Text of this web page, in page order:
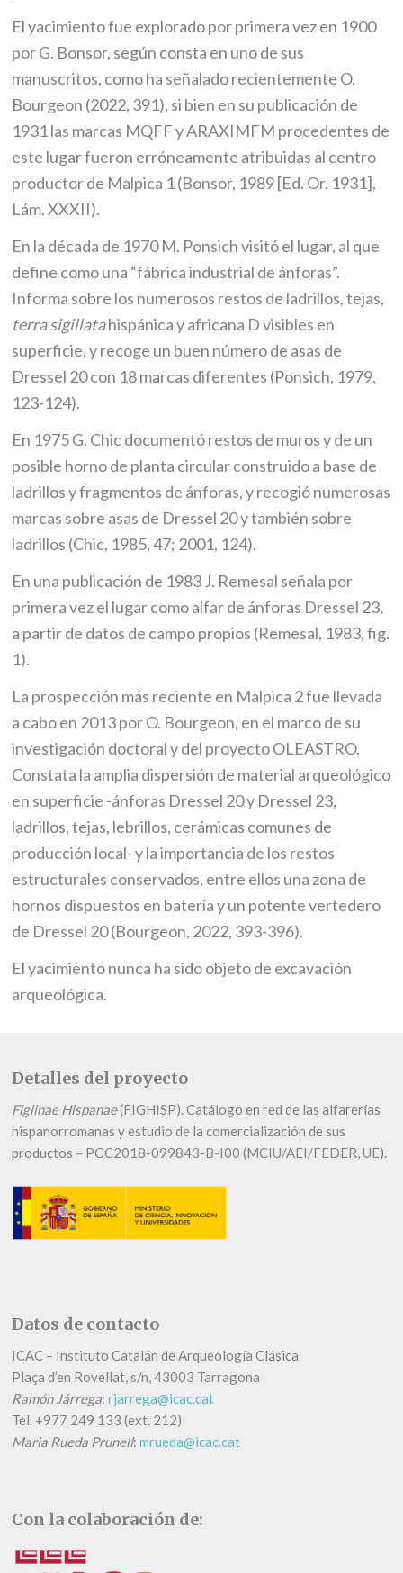
El yacimiento fue explorado por primera vez en 1900
por G. Bonsor, según consta en uno de sus
manuscritos, como ha señalado recientemente O.
Bourgeon (2022, 391), si bien en su publicación de
1931 las marcas MQFF y ARAXIMFM procedentes de
este lugar fueron erróneamente atribuidas al centro
productor de Malpica 1 (Bonsor, 1989 [Ed. Or. 1931],
Lám. XXXII).
En la década de 1970 M. Ponsich visitó el lugar, al que
define como una “fábrica industrial de ánforas”.
Informa sobre los numerosos restos de ladrillos, tejas,
terra sigillatahispánica y africana D visibles en
superficie, y recoge un buen número de asas de
Dressel 20 con 18 marcas diferentes (Ponsich, 1979,
123-124).
En 1975 G. Chic documentó restos de muros y de un
posible horno de planta circular construido a base de
ladrillos y fragmentos de ánforas, y recogió numerosas
marcas sobre asas de Dressel 20 y también sobre
ladrillos (Chic, 1985, 47; 2001, 124).
En una publicación de 1983 J. Remesal señala por
primera vez el lugar como alfar de ánforas Dressel 23,
a partir de datos de campo propios (Remesal, 1983, fig.
1).
La prospección más reciente en Malpica 2 fue llevada
a cabo en 2013 por O. Bourgeon, en el marco de su
investigación doctoral y del proyecto OLEASTRO.
Constata la amplia dispersión de material arqueológico
en superficie -ánforas Dressel 20 y Dressel 23,
ladrillos, tejas, lebrillos, cerámicas comunes de
producción local- y la importancia de los restos
estructurales conservados, entre ellos una zona de
hornos dispuestos en batería y un potente vertedero
de Dressel 20 (Bourgeon, 2022, 393-396).
El yacimiento nunca ha sido objeto de excavación
arqueológica.
Detalles del proyecto
Figlinae Hispanae(FIGHISP). Catálogo en red de las alfarerías
hispanorromanas y estudio de la comercialización de sus
productos – PGC2018-099843-B-I00 (MCIU/AEI/FEDER, UE).
Datos de contacto
ICAC – Instituto Catalán de Arqueología Clásica
Plaça d’en Rovellat, s/n, 43003 Tarragona
Ramón Járrega:rjarrega@icac.cat
Tel. +977 249 133 (ext. 212)
Maria Rueda Prunell:mrueda@icac.cat
Con la colaboración de: